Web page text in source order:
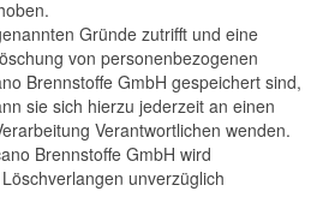
Gründe zutrifft und eine
von personenbezogenen
Brennstoffe GmbH gespeichert sind,
sie sich hierzu jederzeit an einen
Verantwortlichen wenden.
Brennstoffe GmbH wird
unverzüglich